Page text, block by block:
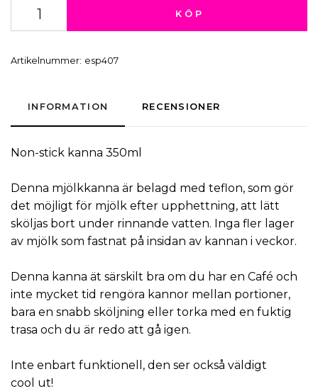
KÖP
Artikelnummer: esp407
INFORMATION RECENSIONER
Non-stick kanna 350ml
Denna mjölkkanna är belagd med teflon, som gör
det möjligt för mjölk efter upphettning, att lätt
sköljas bort under rinnande vatten. Inga fler lager
av mjölk som fastnat på insidan av kannan i veckor.
Denna kanna ät särskilt bra om du har en Café och
inte mycket tid rengöra kannor mellan portioner,
bara en snabb sköljning eller torka med en fuktig
trasa och du är redo att gå igen.
Inte enbart funktionell , den ser också väldigt
cool ut!